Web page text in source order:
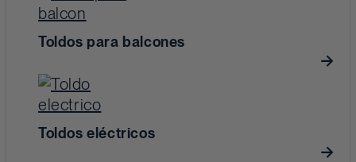
Toldos para balcones
Toldos eléctricos